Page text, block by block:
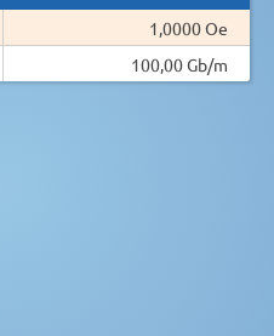
1,0000 Oe
100,00 Gb/m